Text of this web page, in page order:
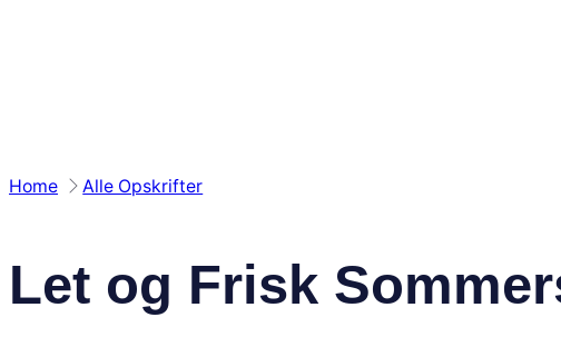
Home Alle Opskrifter
Let og Frisk